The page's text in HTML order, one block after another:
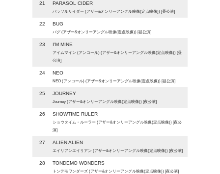
21 PARASOL CIDER
パラソルサイダー (アザー&オンリーアングル映像(定点映像)) [昼公演]
22 BUG
バグ (アザー&オンリーアングル映像(定点映像)) [昼公演]
23 I'M MINE
アイムマイン (アンコール) (アザー&オンリーアングル映像(定点映像)) [昼
公演]
24 NEO
NEO (アンコール) (アザー&オンリーアングル映像(定点映像)) [昼公演]
25 JOURNEY
Journey (アザー&オンリーアングル映像(定点映像)) [夜公演]
26 SHOWTIME RULER
ショウタイム・ルーラー (アザー&オンリーアングル映像(定点映像)) [夜公
演]
27 ALIEN ALIEN
エイリアンエイリアン (アザー&オンリーアングル映像(定点映像)) [夜公演]
28 TONDEMO WONDERS
トンデモワンダーズ (アザー&オンリーアングル映像(定点映像)) [夜公演]